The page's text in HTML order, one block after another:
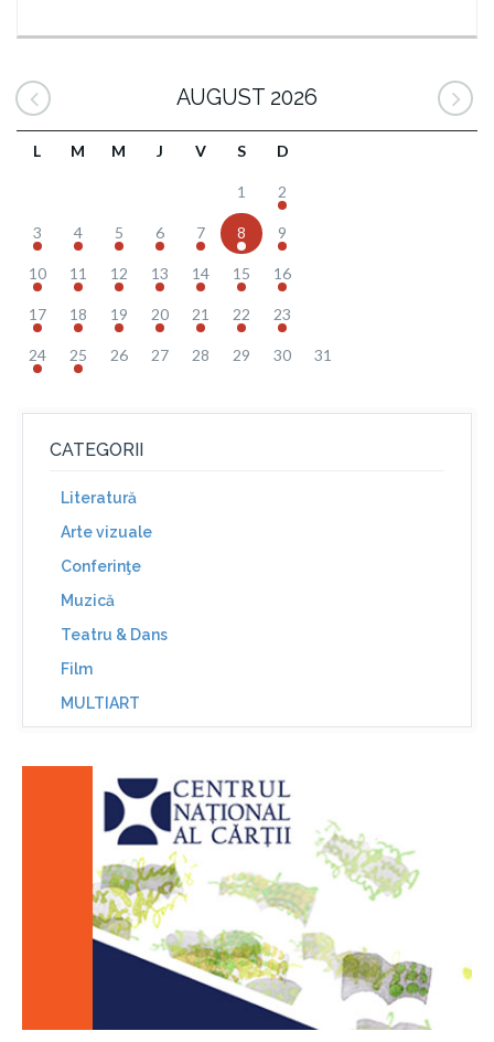
AUGUST 2026
L M M J V S D
1 2
3 4 5 6 7 8 9
10 11 12 13 14 15 16
17 18 19 20 21 22 23
24 25 26 27 28 29 30 31
CATEGORII
Literatură
Arte vizuale
Conferinţe
Muzică
Teatru & Dans
Film
MULTIART